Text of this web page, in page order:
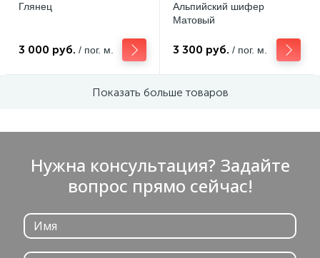
Глянец
3 000 руб. / пог. м.
Альпийский шифер
Матовый
3 300 руб. / пог. м.
Показать больше товаров
Нужна консультация? Задайте
вопрос прямо сейчас!